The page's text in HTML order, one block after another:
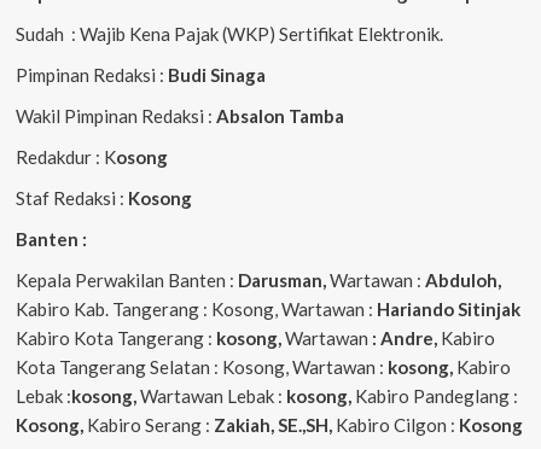
Sudah : Wajib Kena Pajak (WKP) Sertifikat Elektronik.
Pimpinan Redaksi : Budi Sinaga
Wakil Pimpinan Redaksi : Absalon Tamba
Redakdur : Kosong
Staf Redaksi : Kosong
Banten :
Kepala Perwakilan Banten : Darusman,Wartawan : Abduloh,
Kabiro Kab. Tangerang : Kosong, Wartawan : Hariando Sitinjak
Kabiro Kota Tangerang : kosong,Wartawan : Andre, Kabiro
Kota Tangerang Selatan : Kosong, Wartawan : kosong, Kabiro
Lebak :kosong,Wartawan Lebak : kosong, Kabiro Pandeglang :
Kosong, Kabiro Serang : Zakiah, SE.,SH, Kabiro Cilgon : Kosong